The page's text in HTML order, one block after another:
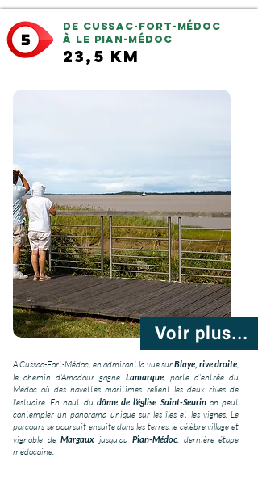
De Cussac-Fort-Médoc
à Le Pian-Médoc
23,5 km
Voir plus...
A Cussac-Fort-Médoc, en admirant la vue surBlaye, rive droite,
le chemin d’Amadour gagne Lamarque, porte d’entrée du
Médoc où des navettes maritimes relient les deux rives de
l’estuaire. En haut du dôme de l’église Saint-Seurinon peut
contempler un panorama unique sur les îles et les vignes. Le
parcours se poursuit ensuite dans les terres, le célèbre village et
vignoble de Margaux jusqu’au Pian-Médoc, dernière étape
médocaine.